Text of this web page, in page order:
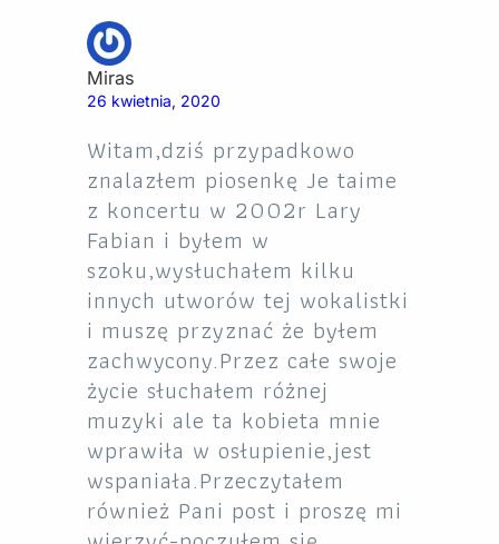
Miras
26 kwietnia, 2020
Witam,dziś przypadkowo
znalazłem piosenkę Je taime
z koncertu w 2002r Lary
Fabian i byłem w
szoku,wysłuchałem kilku
innych utworów tej wokalistki
i muszę przyznać że byłem
zachwycony.Przez całe swoje
życie słuchałem różnej
muzyki ale ta kobieta mnie
wprawiła w osłupienie,jest
wspaniała.Przeczytałem
również Pani post i proszę mi